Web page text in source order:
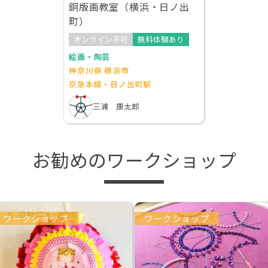
銅版画教室（横浜・日ノ出
町）
オンライン不可
無料体験あり
絵画・陶芸
神奈川県 横浜市
京急本線・日ノ出町駅
三浦 康太郎
お勧めのワークショップ
ワークショップ ワークショップ